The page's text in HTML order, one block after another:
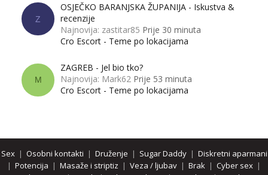
Z
OSJEČKO BARANJSKA ŽUPANIJA - Iskustva &
recenzije
Najnovija: zastitar85 Prije 30 minuta
Cro Escort - Teme po lokacijama
M
ZAGREB - Jel bio tko?
Najnovija: Mark62 Prije 53 minuta
Cro Escort - Teme po lokacijama
Sex| Osobni kontakti | Druženje | Sugar Daddy| Diskretni aparmani
| Potencija | Masaže i striptiz | Veza / ljubav | Brak | Cyber sex |